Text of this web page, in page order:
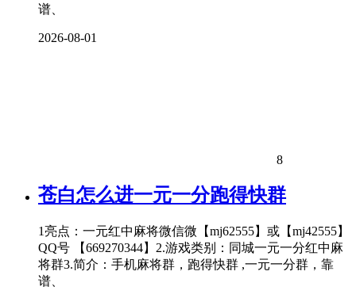
谱、
2026-08-01
8
苍白怎么进一元一分跑得快群
1亮点：一元红中麻将微信微【mj62555】或【mj42555】
QQ号 【669270344】2.游戏类别：同城一元一分红中麻
将群3.简介：手机麻将群，跑得快群 ,一元一分群，靠
谱、